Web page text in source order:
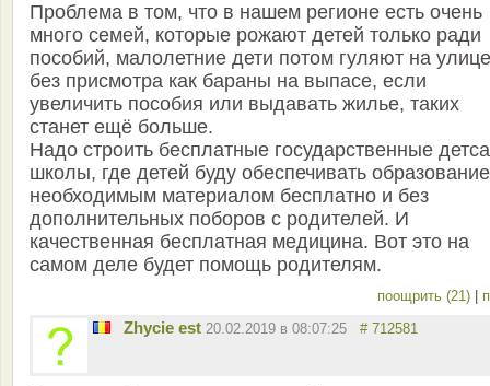
Проблема в том, что в нашем регионе есть очень
много семей, которые рожают детей только ради
пособий, малолетние дети потом гуляют на улице
без присмотра как бараны на выпасе, если
увеличить пособия или выдавать жилье, таких
станет ещё больше.
Надо строить бесплатные государственные
школы, где детей буду обеспечивать
необходимым материалом бесплатно и без
дополнительных поборов с родителей. И
качественная бесплатная медицина. Вот это на
самом деле будет помощь родителям.
поощрить (21)
Zhycie est 20.02.2019 в 08:07:25 # 712581